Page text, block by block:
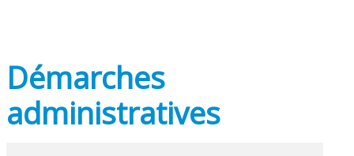
Démarches
administratives